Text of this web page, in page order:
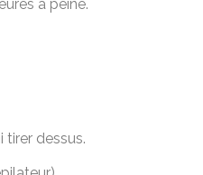
à peine.
tirer dessus.